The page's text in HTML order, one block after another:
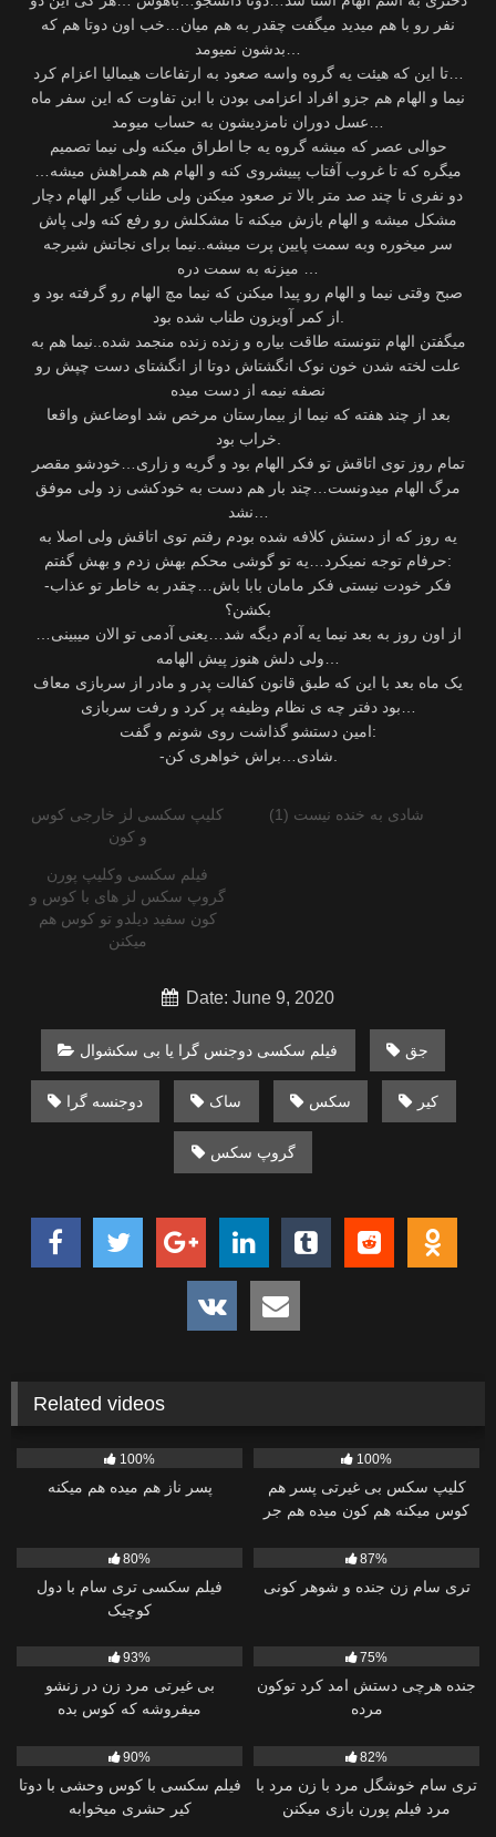
نفر رو با هم میدید میگفت چقدر به هم میان…خب اون دوتا هم که
بدشون نمیومد…
تا این که هیئت یه گروه واسه صعود به ارتفاعات هیمالیا اعزام کرد…
نیما و الهام هم جزو افراد اعزامی بودن با ابن تفاوت که این سفر ماه
عسل دوران نامزدیشون به حساب میومد…
حوالی عصر که میشه گروه یه جا اطراق میکنه ولی نیما تصمیم
میگره که تا غروب آفتاب پییشروی کنه و الهام هم همراهش میشه…
دو نفری تا چند صد متر بالا تر صعود میکنن ولی طناب گیر الهام دچار
مشکل میشه و الهام بازش میکنه تا مشکلش رو رفع کنه ولی پاش
سر میخوره وبه سمت پایین پرت میشه..نیما برای نجاتش شیرجه
میزنه به سمت دره …
صبح وقتی نیما و الهام رو پیدا میکنن که نیما مچ الهام رو گرفته بود و
از کمر آویزون طناب شده بود.
میگفتن الهام نتونسته طاقت بیاره و زنده زنده منجمد شده..نیما هم به
علت لخته شدن خون نوک انگشتاش دوتا از انگشتای دست چپش رو
نصفه نیمه از دست میده
بعد از چند هفته که نیما از بیمارستان مرخص شد اوضاعش واقعا
خراب بود.
تمام روز توی اتاقش تو فکر الهام بود و گریه و زاری…خودشو مقصر
مرگ الهام میدونست…چند بار هم دست به خودکشی زد ولی موفق
نشد…
یه روز که از دستش کلافه شده بودم رفتم توی اتاقش ولی اصلا به
حرفام توجه نمیکرد…یه تو گوشی محکم بهش زدم و بهش گفتم:
-فکر خودت نیستی فکر مامان بابا باش…چقدر به خاطر تو عذاب
بکشن؟
از اون روز به بعد نیما یه آدم دیگه شد…یعنی آدمی تو الان میبینی…
ولی دلش هنوز پیش الهامه…
یک ماه بعد با این که طبق قانون کفالت پدر و مادر از سربازی معاف
بود دفتر چه ی نظام وظیفه پر کرد و رفت سربازی…
امین دستشو گذاشت روی شونم و گفت:
-شادی…براش خواهری کن.
کلیپ سکسی لز خارجی کوس
و کون
شادی به خنده نیست (1)
فیلم سکسی وکلیپ پورن
گروپ سکس لز های با کوس و
کون سفید دیلدو تو کوس هم
میکنن
Date: June 9, 2020
فیلم سکسی دوجنس گرا یا بی سکشوال جق
دوجنسه گرا ساک سکس کیر
گروپ سکس
Related videos
100%
پسر ناز هم میده هم میکنه
100%
کلیپ سکس بی غیرتی پسر هم
کوس میکنه هم کون میده هم جر
80%
فیلم سکسی تری سام با دول
کوچیک
87%
تری سام زن جنده و شوهر کونی
93%
بی غیرتی مرد زن در زنشو
میفروشه که کوس بده
75%
جنده هرچی دستش امد کرد توکون
مرده
90%
فیلم سکسی با کوس وحشی با دوتا
کیر حشری میخوابه
82%
تری سام خوشگل مرد با زن مرد با
مرد فیلم پورن بازی میکنن